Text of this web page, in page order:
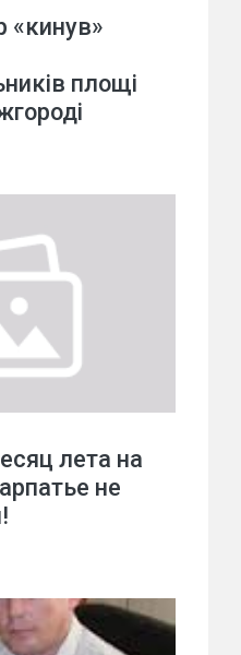
«кинув»
площі
лета на
не